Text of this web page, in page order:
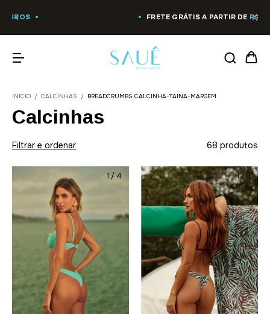
FRETE GRÁTIS A PARTIR DER$ 799,00
INÍCIO / CALCINHAS / BREADCRUMBS.CALCINHA-TAINA-MARGEM
Calcinhas
Filtrar e ordenar 68 produtos
1 / 4 1/ 3